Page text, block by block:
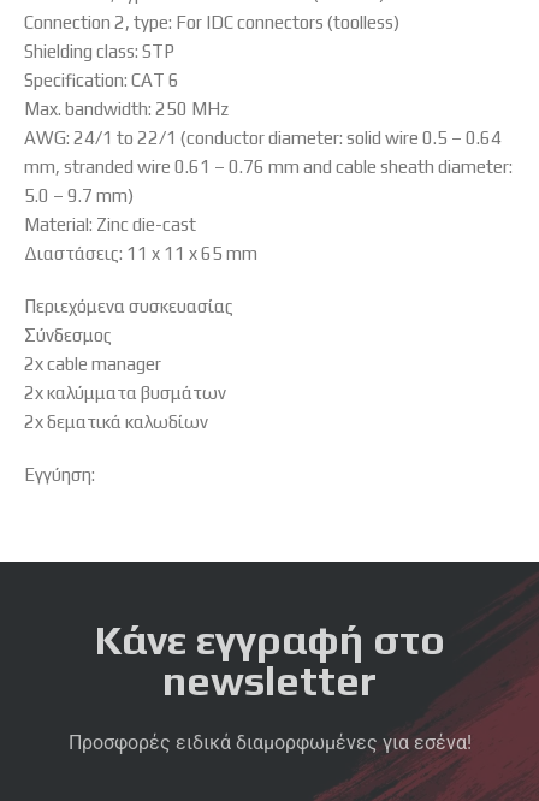
Connection 2, type: For IDC connectors (toolless)
Shielding class: STP
Specification: CAT 6
Max. bandwidth: 250 MHz
AWG: 24/1 to 22/1 (conductor diameter: solid wire 0.5 – 0.64
mm, stranded wire 0.61 – 0.76 mm and cable sheath diameter:
5.0 – 9.7 mm)
Material: Zinc die-cast
Διαστάσεις: 11 x 11 x 65 mm
Περιεχόμενα συσκευασίας
Σύνδεσμος
2x cable manager
2x καλύμματα βυσμάτων
2x δεματικά καλωδίων
Εγγύηση:
Κάνε εγγραφή στο
newsletter
Προσφορές ειδικά διαμορφωμένες για εσένα!